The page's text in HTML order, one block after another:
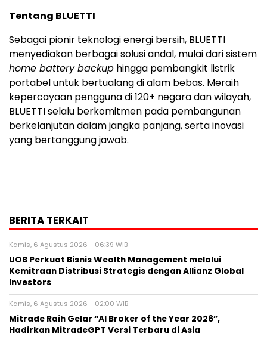
Tentang BLUETTI
Sebagai pionir teknologi energi bersih, BLUETTI
menyediakan berbagai solusi andal, mulai dari sistem
home battery backup hingga pembangkit listrik
portabel untuk bertualang di alam bebas. Meraih
kepercayaan pengguna di 120+ negara dan wilayah,
BLUETTI selalu berkomitmen pada pembangunan
berkelanjutan dalam jangka panjang, serta inovasi
yang bertanggung jawab.
BERITA TERKAIT
Kamis, 6 Agustus 2026 - 06:39 WIB
UOB Perkuat Bisnis Wealth Management melalui
Kemitraan Distribusi Strategis dengan Allianz Global
Investors
Kamis, 6 Agustus 2026 - 02:00 WIB
Mitrade Raih Gelar “AI Broker of the Year 2026”,
Hadirkan MitradeGPT Versi Terbaru di Asia